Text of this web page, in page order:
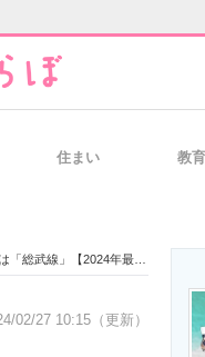
経営リーダーのコ
住まい 教
【2024年最新調査結果】
02/27 10:15（更新）